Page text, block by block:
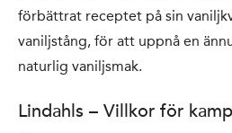
förbättrat receptet på sin
vaniljstång, för att uppnå en
naturlig vaniljsmak.
Lindahls – Villkor för